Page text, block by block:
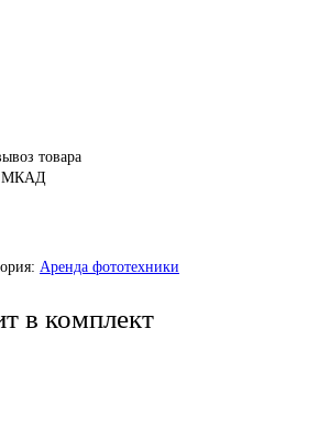
товара
МКАД
Аренда фототехники
в комплект